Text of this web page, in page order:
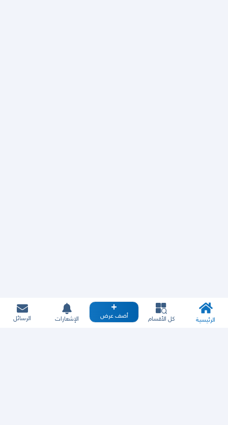
الرئيسية كل الأقسام أضف عرض الإشعارات الرسائل